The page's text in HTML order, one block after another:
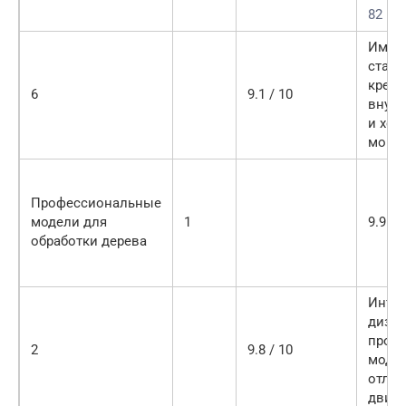
82 мм
6 9.1 / 10
и
Профессиональные
модели для
обработки дерева
1 9.9 /
2 9.8 / 10